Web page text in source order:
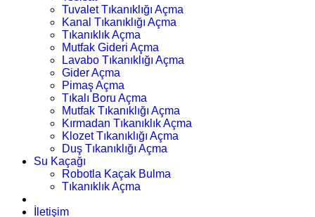
Tuvalet Tıkanıklığı Açma
Kanal Tıkanıklığı Açma
Tıkanıklık Açma
Mutfak Gideri Açma
Lavabo Tıkanıklığı Açma
Gider Açma
Pimaş Açma
Tıkalı Boru Açma
Mutfak Tıkanıklığı Açma
Kırmadan Tıkanıklık Açma
Klozet Tıkanıklığı Açma
Duş Tıkanıklığı Açma
Su Kaçağı
Robotla Kaçak Bulma
Tıkanıklık Açma
İletişim